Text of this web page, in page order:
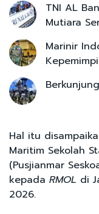
TNI AL
Mutiara
Marinir
Hal itu
Maritim Sekolah
(Pusjianmar
kepada RMOL di
2026.